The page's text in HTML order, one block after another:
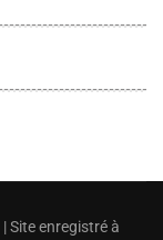
Site enregistré à